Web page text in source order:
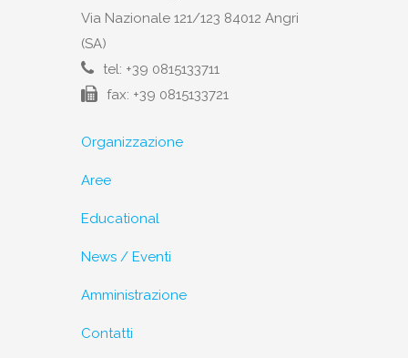
Via Nazionale 121/123 84012 Angri
(SA)
tel: +39 0815133711
fax: +39 0815133721
Organizzazione
Aree
Educational
News / Eventi
Amministrazione
Contatti